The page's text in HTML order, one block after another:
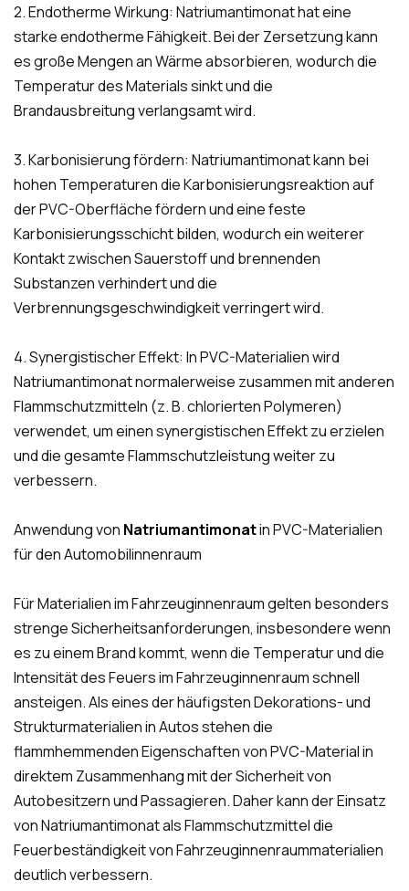
2. Endotherme Wirkung: Natriumantimonat hat eine
starke endotherme Fähigkeit. Bei der Zersetzung kann
es große Mengen an Wärme absorbieren, wodurch die
Temperatur des Materials sinkt und die
Brandausbreitung verlangsamt wird.
3. Karbonisierung fördern: Natriumantimonat kann bei
hohen Temperaturen die Karbonisierungsreaktion auf
der PVC-Oberfläche fördern und eine feste
Karbonisierungsschicht bilden, wodurch ein weiterer
Kontakt zwischen Sauerstoff und brennenden
Substanzen verhindert und die
Verbrennungsgeschwindigkeit verringert wird.
4. Synergistischer Effekt: In PVC-Materialien wird
Natriumantimonat normalerweise zusammen mit anderen
Flammschutzmitteln (z. B. chlorierten Polymeren)
verwendet, um einen synergistischen Effekt zu erzielen
und die gesamte Flammschutzleistung weiter zu
verbessern.
Anwendung von Natriumantimonatin PVC-Materialien
für den Automobilinnenraum
Für Materialien im Fahrzeuginnenraum gelten besonders
strenge Sicherheitsanforderungen, insbesondere wenn
es zu einem Brand kommt, wenn die Temperatur und die
Intensität des Feuers im Fahrzeuginnenraum schnell
ansteigen. Als eines der häufigsten Dekorations- und
Strukturmaterialien in Autos stehen die
flammhemmenden Eigenschaften von PVC-Material in
direktem Zusammenhang mit der Sicherheit von
Autobesitzern und Passagieren. Daher kann der Einsatz
von Natriumantimonat als Flammschutzmittel die
Feuerbeständigkeit von Fahrzeuginnenraummaterialien
deutlich verbessern.